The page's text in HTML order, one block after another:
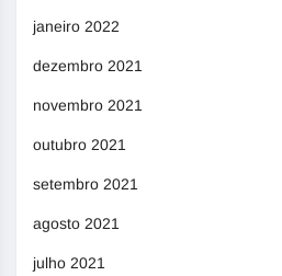
janeiro 2022
dezembro 2021
novembro 2021
outubro 2021
setembro 2021
agosto 2021
julho 2021